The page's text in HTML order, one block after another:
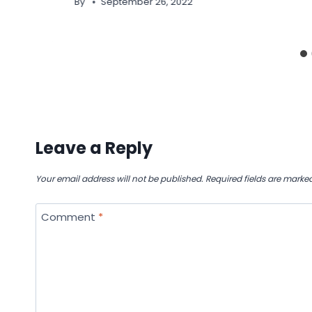
Leave a Reply
Your email address will not be published. Required fields are
Comment *